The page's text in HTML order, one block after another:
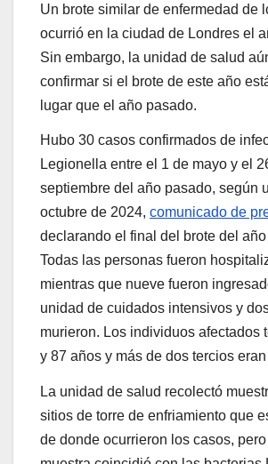
Un brote similar de enfermedad de
ocurrió en la ciudad de Londres el
Sin embargo, la unidad de salud
confirmar si el brote de este año
lugar que el año pasado.
Hubo 30 casos confirmados de
Legionella entre el 1 de mayo y el
septiembre del año pasado, según
octubre de 2024, comunicado de
declarando el final del brote del
Todas las personas fueron
mientras que nueve fueron
unidad de cuidados intensivos y
murieron. Los individuos afectados
y 87 años y más de dos tercios
La unidad de salud recolectó
sitios de torre de enfriamiento que
de donde ocurrieron los casos,